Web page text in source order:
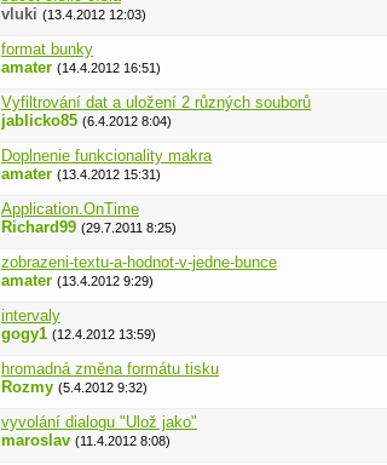
vluki (13.4.2012 12:03)
format bunky
amater (14.4.2012 16:51)
Vyfiltrování dat a uložení 2 různých souborů
jablicko85 (6.4.2012 8:04)
Doplnenie funkcionality makra
amater (13.4.2012 15:31)
Application.OnTime
Richard99 (29.7.2011 8:25)
zobrazeni-textu-a-hodnot-v-jedne-bunce
amater (13.4.2012 9:29)
intervaly
gogy1 (12.4.2012 13:59)
hromadná změna formátu tisku
Rozmy (5.4.2012 9:32)
vyvolání dialogu "Ulož jako"
maroslav (11.4.2012 8:08)